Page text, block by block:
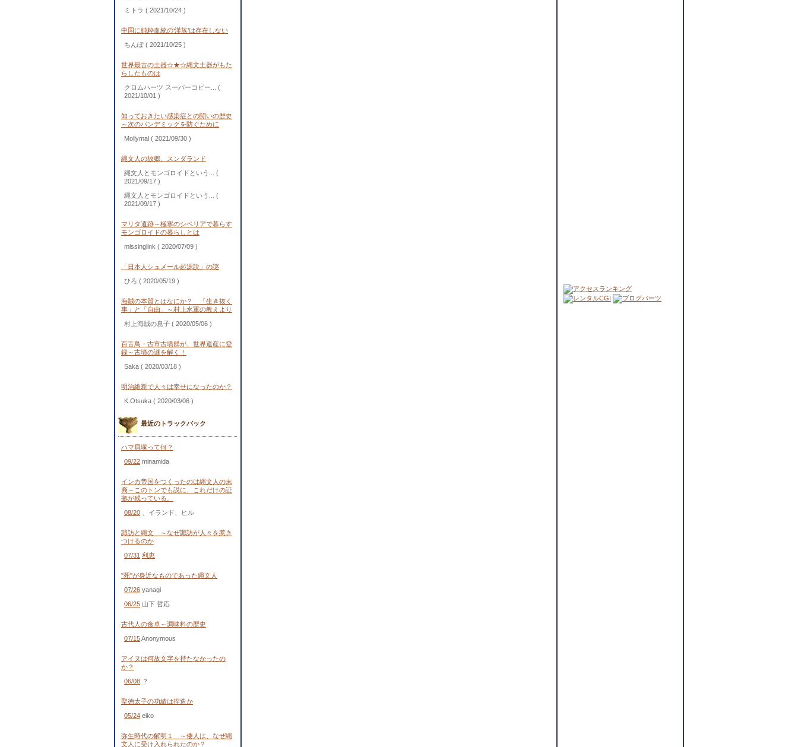
ミトラ ( 2021/10/24 )
中国に純粋血統の‘漢族’は存在しない
ちんぽ( 2021/10/25 )
世界最古の土器☆★☆縄文土器がもた
らしたものは
クロムハーツ スーパーコピー... (
2021/10/01 )
知っておきたい感染症との闘いの歴史
～次のパンデミックを防ぐために
Mollymal ( 2021/09/30 )
縄文人の故郷、スンダランド
縄文人とモンゴロイドという... (
2021/09/17 )
縄文人とモンゴロイドという... (
2021/09/17 )
マリタ遺跡～極寒のシベリアで暮らす
モンゴロイドの暮らしとは
missinglink ( 2020/07/09 )
「日本人シュメール起源説」の謎
ひろ ( 2020/05/19 )
海賊の本質とはなにか？ 「生き抜く
事」と「自由」～村上水軍の教えより
村上海賊の息子 ( 2020/05/06 )
百舌鳥・古市古墳群が、世界遺産に登
録～古墳の謎を解く！
Saka ( 2020/03/18 )
明治維新で人々は幸せになったのか？
K.Otsuka ( 2020/03/06 )
最近のトラックバック
ハマ貝塚って何？
09/22 minamida
インカ帝国をつくったのは縄文人の末
裔～このトンでも説に、これだけの証
拠が残っている。
08/20
、イランド、ヒル
諏訪と縄文 ～なぜ諏訪が人々を惹き
つけるのか
07/31 利恵
"死"が身近なものであった縄文人
07/26 yanagi
06/25 山下 哲応
古代人の食卓～調味料の歴史
07/15Anonymous
アイヌは何故文字を持たなかったの
か？
06/08 ？
聖徳太子の功績は捏造か
05/24 eiko
弥生時代の解明１ ～倭人は、なぜ縄
文人に受け入れられたのか？